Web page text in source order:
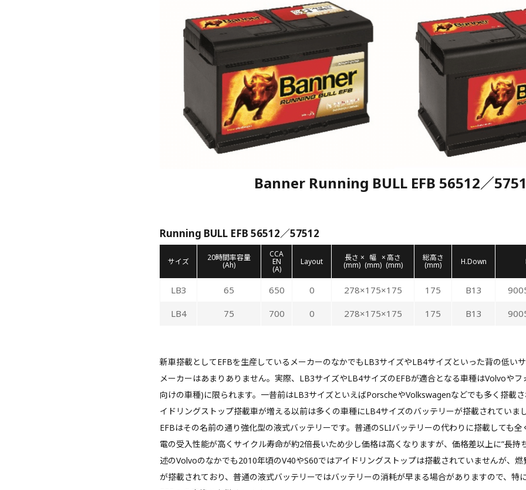
Banner Running BULL EFB 56512／
Running BULL EFB 56512／57512
サイズ 20時間率容量
(Ah)
CCA
EN
(A)
Layout 長さ
(mm)
× 幅
(mm)
×高さ
(mm)
総高さ
(mm) H.Down
LB3 65 650 0 278×175×175 175 B13
LB4
75 700 0 278×175×175 175 B13
新車搭載としてEFBを生産しているメーカーのなかでもLB3サイズやLB4サイズといった背の低い
メーカーはあまりありません。実際、LB3サイズやLB4サイズのEFBが適合となる車種はVolvoやフ
向けの車種)に限られます。一昔前はLB3サイズといえばPorscheやVolkswagenなどでも多く搭載
イドリングストップ搭載車が増える以前は多くの車種にLB4サイズのバッテリーが搭載されていまし
EFBはその名前の通り強化型の液式バッテリーです。普通のSLIバッテリーの代わりに搭載しても
電の受入性能が高くサイクル寿命が約2倍長いため少し価格は高くなりますが、価格差以上に”長持
述のVolvoのなかでも2010年頃のV40やS60ではアイドリングストップは搭載されていませんが、
が搭載されており、普通の液式バッテリーではバッテリーの消耗が早まる場合がありますので、特